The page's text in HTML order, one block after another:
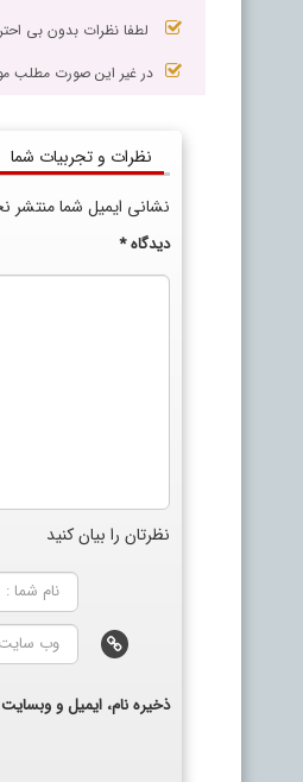
لطفا نظرات بدون بی
در غیر این صورت مطلب
نظرات و تجربیات شما
نشانی ایمیل شما منتشر
دیدگاه*
نظرتان را بیان کنید
ذخیره نام، ایمیل و